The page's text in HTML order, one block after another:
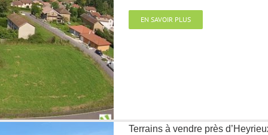
EN SAVOIR PLUS
Terrains à vendre près